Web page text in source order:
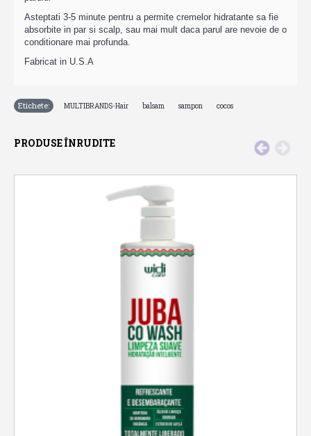
Asteptati 3-5 minute pentru a permite cremelor hidratante sa fie
absorbite in par si scalp, sau mai mult daca parul are nevoie de o
conditionare mai profunda.
Fabricat in U.S.A
Etichete: MULTIBRANDS-Hair balsam sampon cocos
PRODUSE ÎNRUDITE